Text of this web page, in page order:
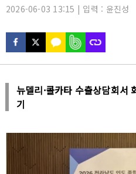
:2026-06-03 13:15 | 입력 : 윤진성
뉴델리·콜카타 수출상담회서
기